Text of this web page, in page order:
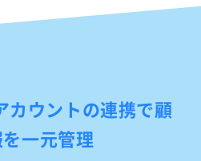
カウントの連携で顧
一元管理